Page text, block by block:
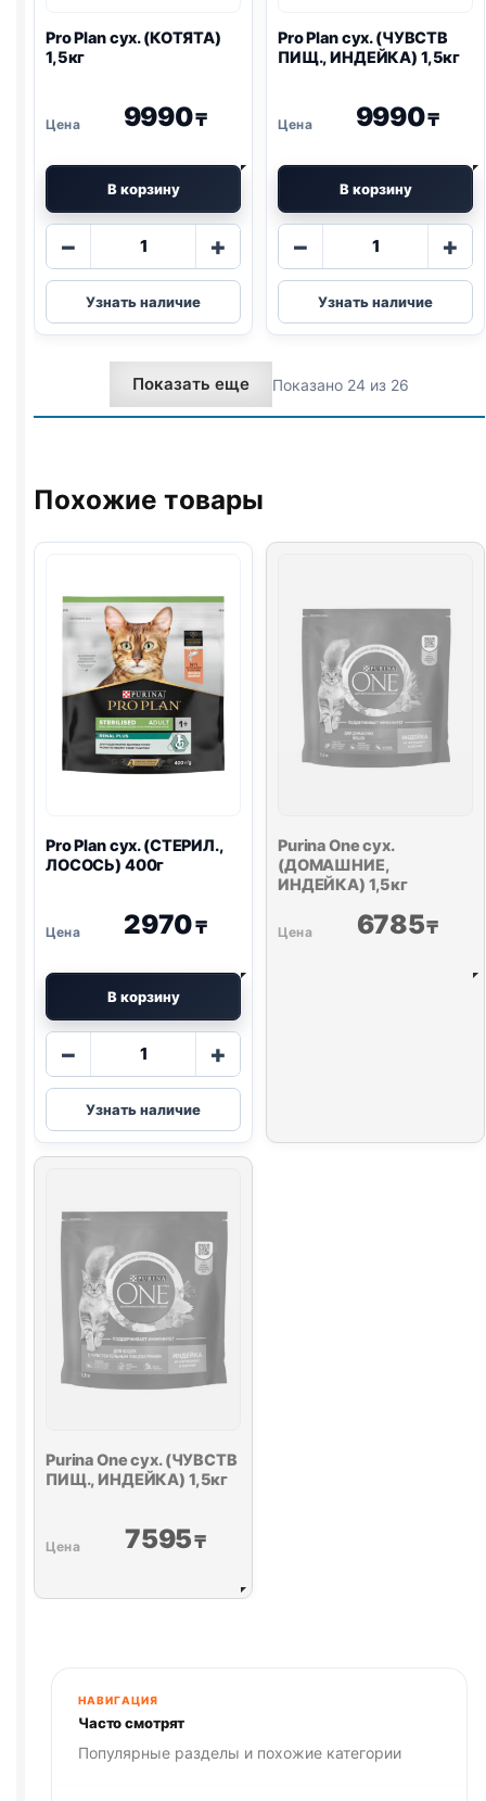
Pro Planсух. (КОТЯТА)
1,5кг
9990₸
В корзину
−
Количество
Pro
Plan
сух.
(КОТЯТА)
1,5кг
+
Узнать наличие
Pro Planсух. (ЧУВСТВ
ПИЩ., ИНДЕЙКА) 1,5кг
9990₸
В корзину
−
Количество
Pro
Plan
сух.
ПИЩ.,
ИНДЕЙКА)
+
Узнать наличие
Показать еще Показано 24 из 26
Похожие товары
Pro Planсух. (СТЕРИЛ.,
ЛОСОСЬ) 400г
2970₸
В корзину
−
Количество
Pro
Plan
сух.
400г
+
Узнать наличие
Purina Oneсух.
(ДОМАШНИЕ,
ИНДЕЙКА) 1,5кг
6785₸
Purina Oneсух. (ЧУВСТВ
ПИЩ., ИНДЕЙКА) 1,5кг
7595₸
НАВИГАЦИЯ
Часто смотрят
Популярные разделы и похожие категории